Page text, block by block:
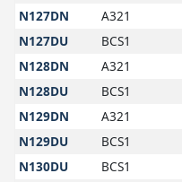
N127DN
A321
N127DU
BCS1
N128DN
A321
N128DU
BCS1
N129DN
A321
N129DU
BCS1
N130DU
BCS1